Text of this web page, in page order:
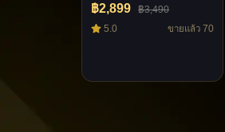
฿2,899 ฿3,490
5.0 ขายแล้ว 70